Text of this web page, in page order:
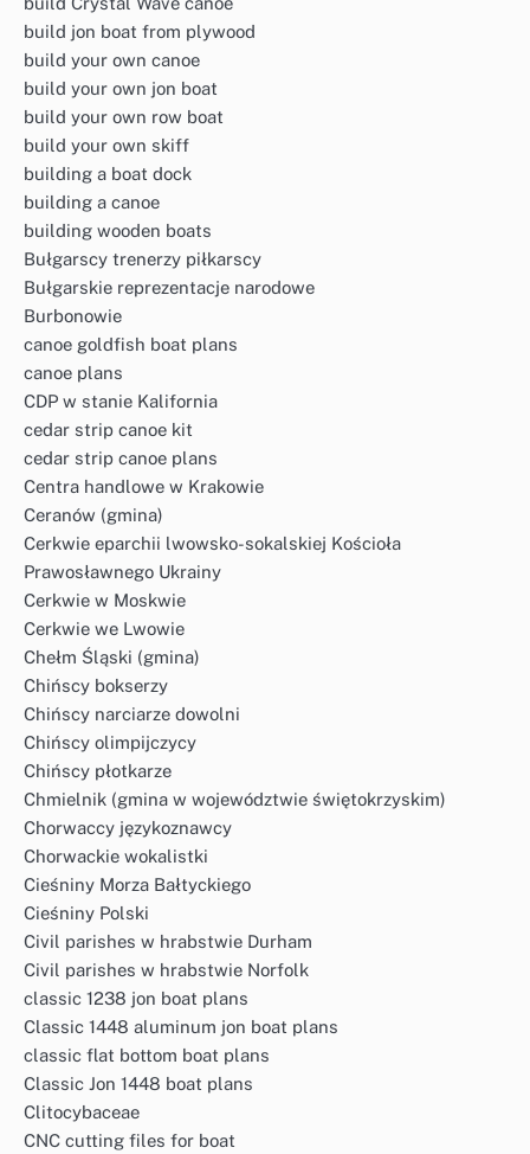
build jon boat from plywood
build your own canoe
build your own jon boat
build your own row boat
build your own skiff
building a boat dock
building a canoe
building wooden boats
Bułgarscy trenerzy piłkarscy
Bułgarskie reprezentacje narodowe
Burbonowie
canoe goldfish boat plans
canoe plans
CDP w stanie Kalifornia
cedar strip canoe kit
cedar strip canoe plans
Centra handlowe w Krakowie
Ceranów (gmina)
Cerkwie eparchii lwowsko-sokalskiej Kościoła
Prawosławnego Ukrainy
Cerkwie w Moskwie
Cerkwie we Lwowie
Chełm Śląski (gmina)
Chińscy bokserzy
Chińscy narciarze dowolni
Chińscy olimpijczycy
Chińscy płotkarze
Chmielnik (gmina w województwie świętokrzyskim)
Chorwaccy językoznawcy
Chorwackie wokalistki
Cieśniny Morza Bałtyckiego
Cieśniny Polski
Civil parishes w hrabstwie Durham
Civil parishes w hrabstwie Norfolk
classic 1238 jon boat plans
Classic 1448 aluminum jon boat plans
classic flat bottom boat plans
Classic Jon 1448 boat plans
Clitocybaceae
CNC cutting files for boat